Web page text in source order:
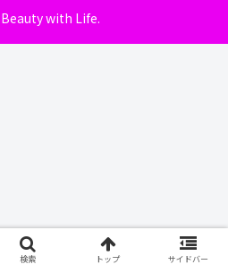
with Life.
検索 トップ サイドバー